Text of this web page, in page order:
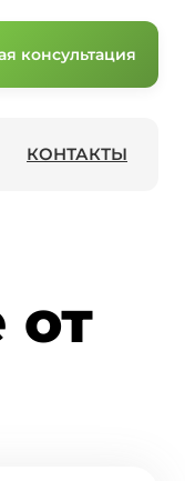
консультация
КОНТАКТЫ
от